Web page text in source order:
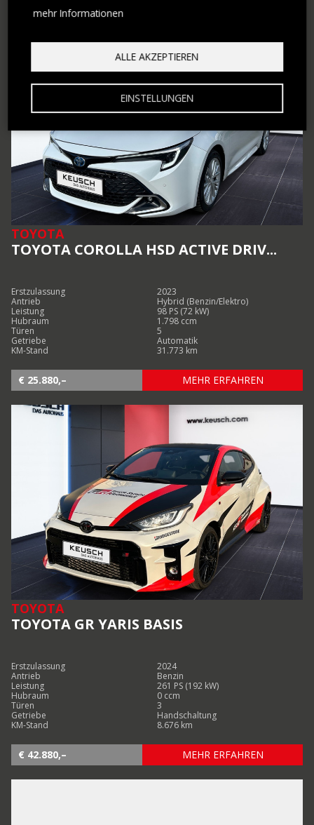
€ 27.880,–
TOYOTA
TOYOTA COROLLA HSD ACTIVE DRIV...
Erstzulassung
2023
Antrieb
Hybrid (Benzin/Elektro)
Leistung
98 PS (72 kW)
Hubraum
1.798 ccm
Türen
5
Getriebe
Automatik
KM-Stand
31.773 km
€ 25.880,– MEHR ERFAHREN
TOYOTA
TOYOTA GR YARIS BASIS
Erstzulassung
2024
Antrieb
Benzin
Leistung
261 PS (192 kW)
Hubraum
0 ccm
Türen
3
Getriebe
Handschaltung
KM-Stand
8.676 km
€ 42.880,– MEHR ERFAHREN
mehr Informationen
EINSTELLUNGEN
ALLE AKZEPTIEREN